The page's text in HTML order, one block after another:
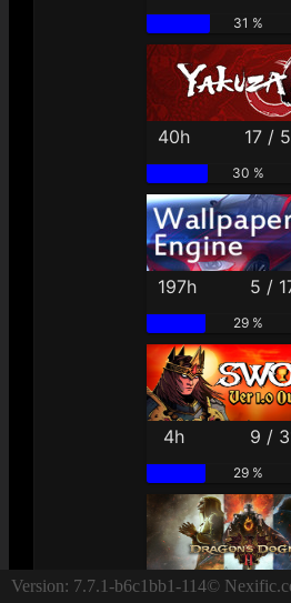
31 %
40h 17 /
30 %
197h 5 /
29 %
4h 9 /
29 %
32h 16 /
Version: 7.7.1-b6c1bb1-114©